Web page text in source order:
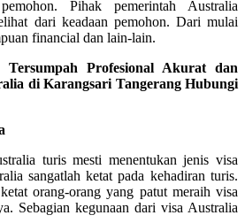
Pihak pemerintah Australia
dari keadaan pemohon. Dari mulai
financial dan lain-lain.
Tersumpah Profesional Akurat dan
di Karangsari Tangerang Hubungi
turis mesti menentukan jenis visa
sangatlah ketat pada kehadiran turis.
orang-orang yang patut meraih visa
Sebagian kegunaan dari visa Australia